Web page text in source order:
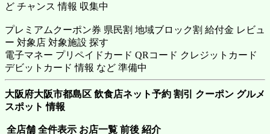
ど チャンス 情報 収集中
プレミアムクーポン券 県民割 地域ブロック割 給付金 レビュ
ー 対象店 対象施設 探す
電子マネー プリペイドカード QRコード クレジットカード
デビットカード 情報 など 準備中
大阪府大阪市都島区 飲食店ネット予約 割引 クーポン グルメ
スポット 情報
全店舗 全件表示 お店一覧 前後 紹介